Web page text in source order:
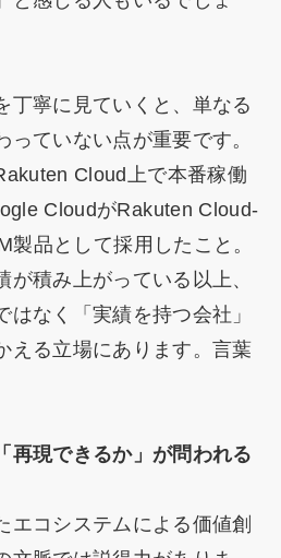
丁寧に見ていくと、単なる
っていない点が重要です。
Cloud上で本番稼働
CloudがRakuten Cloud-
品として採用したこと。
が積み上がっている以上、
はなく「実績を持つ会社」
える立場にあります。言葉
再現できるか」が問われる
エコシステムによる価値創